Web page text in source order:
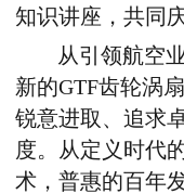
知识讲座，共同
从引领航空
新的GTF齿轮涡
锐意进取、追求
度。从定义时代
术，普惠的百年